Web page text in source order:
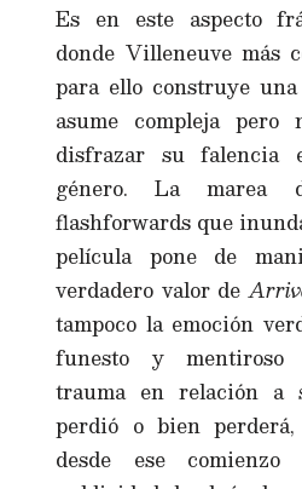
Es en este aspecto
donde Villeneuve más
para ello construye
asume compleja pero
disfrazar su falencia
género. La marea
flashforwards que
película pone de
verdadero valor de
tampoco la emoción
funesto y mentiroso
trauma en relación
perdió o bien
desde ese